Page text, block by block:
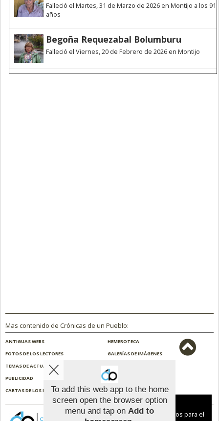
Falleció el Martes, 31 de Marzo de 2026 en Montijo a los 91
años
Begoña Requezabal Bolumburu
Falleció el Viernes, 20 de Febrero de 2026 en Montijo
Mas contenido de Crónicas de un Pueblo:
ANTIGUAS WEBS
HEMEROTECA
FOTOS DE LOS LECTORES
GALERÍAS DE IMÁGENES
TEMAS DE ACTUALIDAD
PUBLICIDAD
CONTACTO
CARTAS DE LOS LECTORES
ENCUESTAS
To add this web app to the home
screen open the browser option
menu and tap on Add to
Aviso sobre el Uso de cookies:
Utilizamos cookies nuestras y de terceros para el